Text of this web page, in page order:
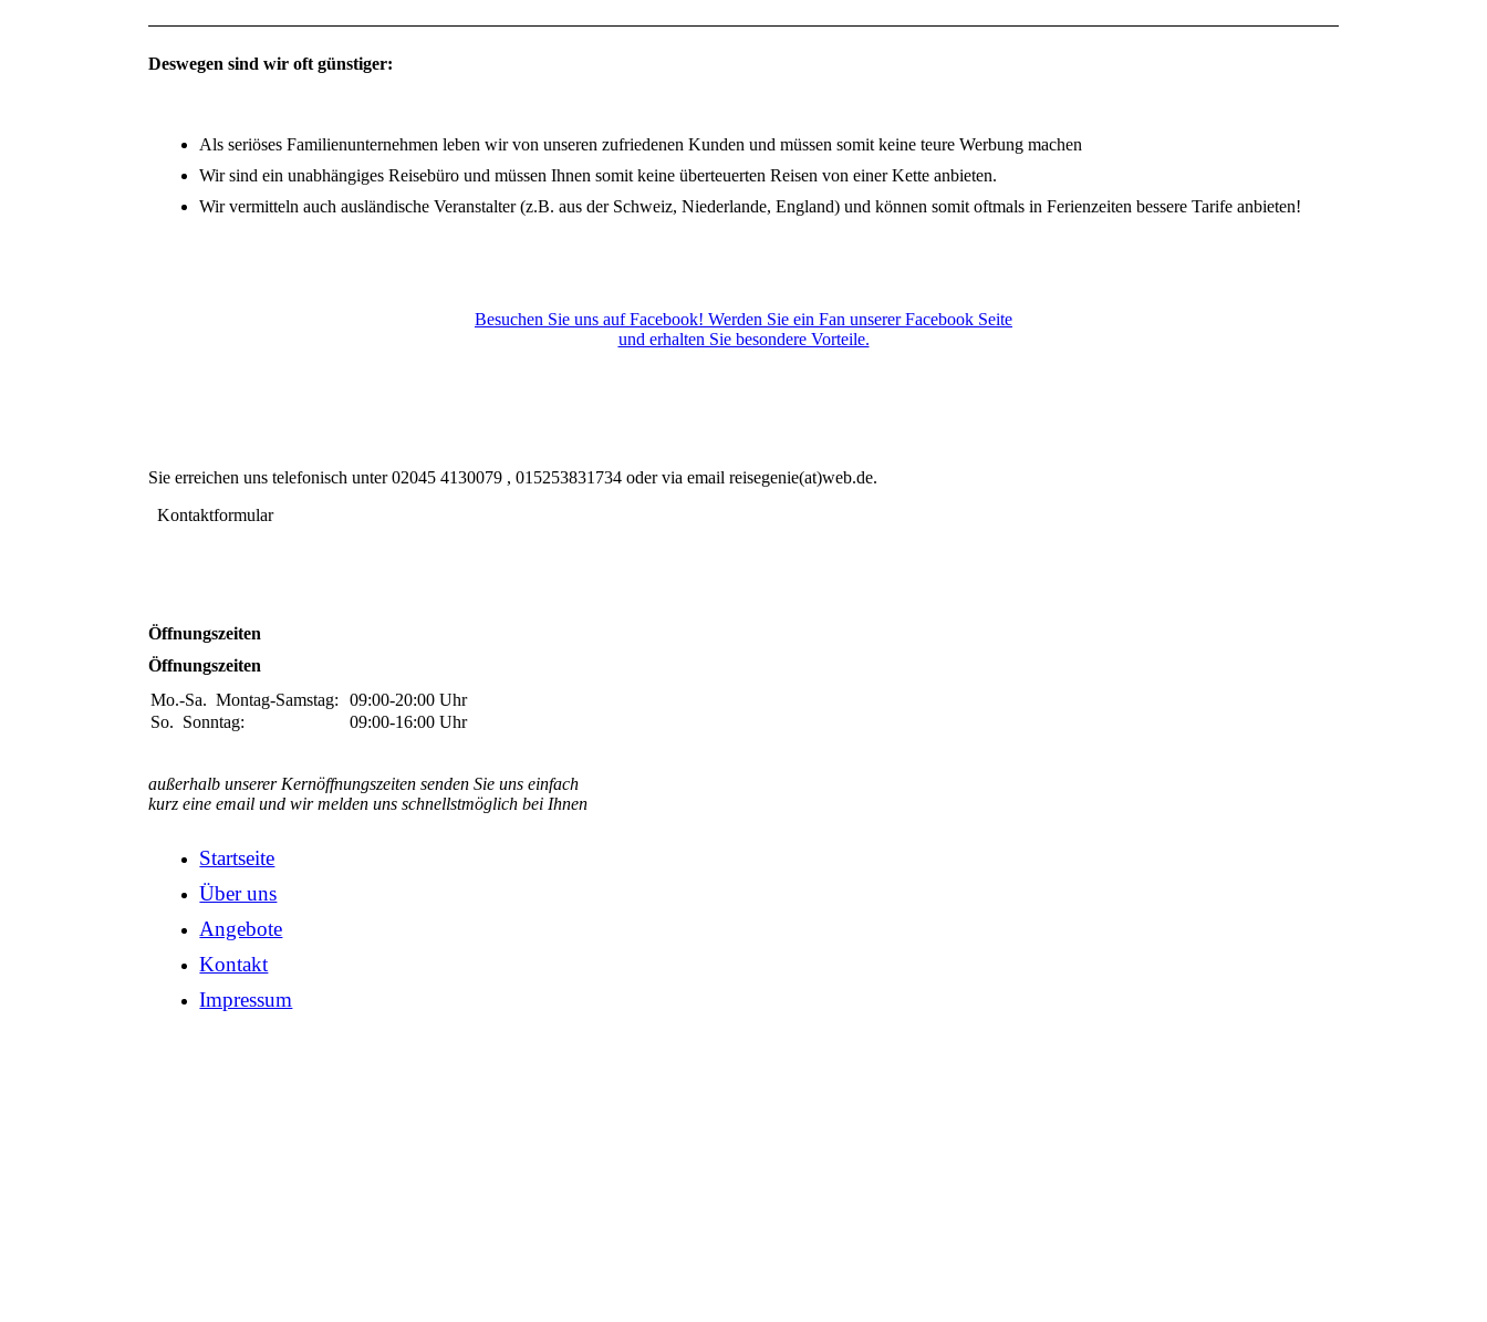
Deswegen sind wir oft günstiger:
Als seriöses Familienunternehmen leben wir von unseren zufriedenen Kunden und müssen somit keine teure Werbung machen
Wir sind ein unabhängiges Reisebüro und müssen Ihnen somit keine überteuerten Reisen von einer Kette anbieten.
Wir vermitteln auch ausländische Veranstalter (z.B. aus der Schweiz, Niederlande, England) und können somit oftmals in Ferienzeiten bessere Tarife anbieten!
Besuchen Sie uns auf Facebook! Werden Sie ein Fan unserer Facebook Seite
und erhalten Sie besondere Vorteile.
Sie erreichen uns telefonisch unter 02045 4130079 , 015253831734 oder via email reisegenie(at)web.de.
Kontaktformular
Öffnungszeiten
Öffnungszeiten
Mo.-Sa.Montag-Samstag: 09:00-20:00 Uhr
So. Sonntag: 09:00-16:00 Uhr
außerhalb unserer Kernöffnungszeiten senden Sie uns einfach
kurz eine email und wir melden uns schnellstmöglich bei Ihnen
Startseite
Über uns
Angebote
Kontakt
Impressum